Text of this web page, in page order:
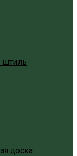
штиль
доска